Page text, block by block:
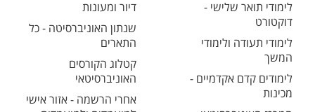
לימודי תואר שלישי -
דוקטורט
לימודי תעודה ולימודי
המשך
לימודים קדם אקדמיים -
מכינות
דיור ומעונות
שנתון האוניברסיטה - כל
התארים
קטלוג הקורסים
האוניברסיטאי
אחרי הרשמה - אזור אישי